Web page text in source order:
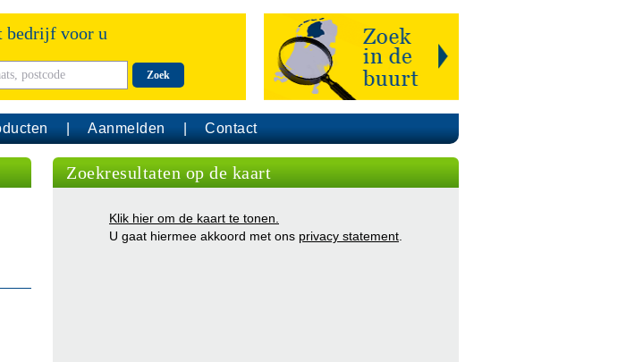
bedrijf voor u
Zoek
Aanmelden Contact
Zoekresultaten op de kaart
Klik hier om de kaart te tonen.
U gaat hiermee akkoord met ons privacy statement